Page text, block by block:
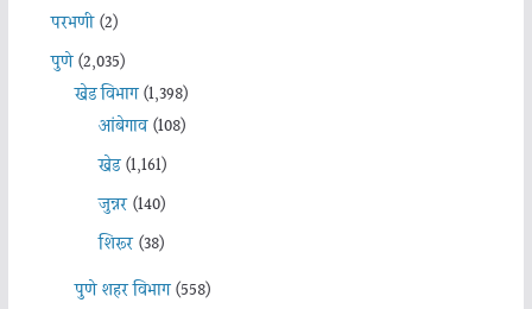
परभणी(2)
पुणे(2,035)
खेड विभाग(1,398)
आंबेगाव(108)
खेड(1,161)
जुन्नर(140)
शिरूर(38)
पुणे शहर विभाग(558)